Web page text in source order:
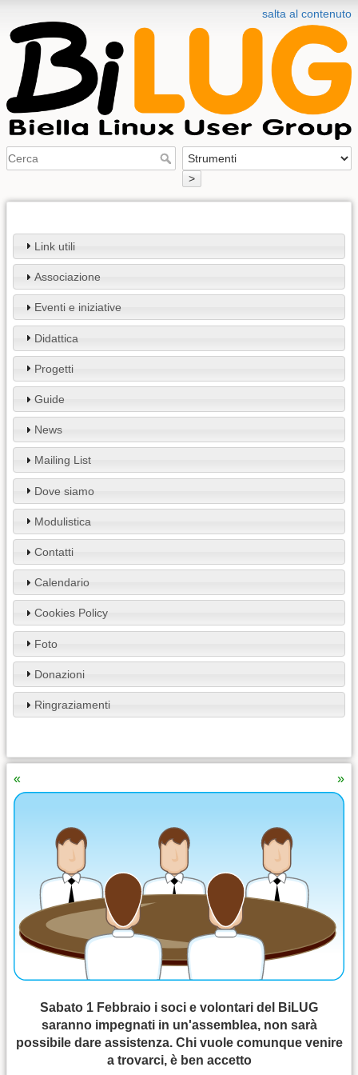
salta al contenuto
>
Link utili
Associazione
Eventi e iniziative
Didattica
Progetti
Guide
News
Mailing List
Dove siamo
Modulistica
Contatti
Calendario
Cookies Policy
Foto
Donazioni
Ringraziamenti
« »
Sabato 1 Febbraio i soci e volontari del BiLUG
saranno impegnati in un'assemblea, non sarà
possibile dare assistenza. Chi vuole comunque venire
a trovarci, è ben accetto